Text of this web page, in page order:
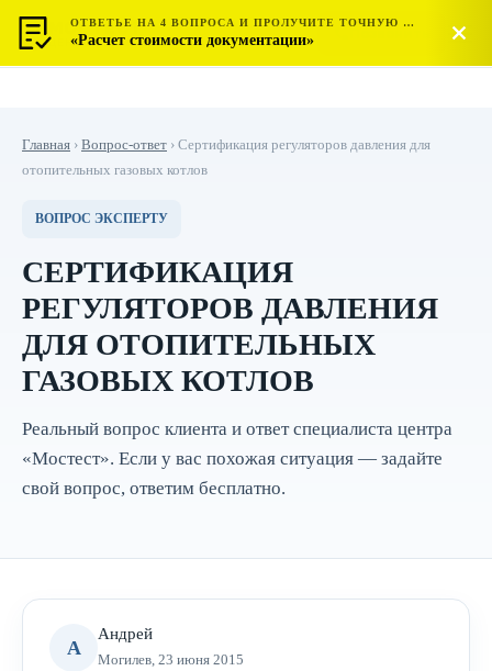
МОСТЕСТ
ЦЕНТР СЕРТИФИКАЦИИ
Главная › Вопрос-ответ › Сертификация регуляторов давления для
отопительных газовых котлов
ВОПРОС ЭКСПЕРТУ
СЕРТИФИКАЦИЯ
РЕГУЛЯТОРОВ ДАВЛЕНИЯ
ДЛЯ ОТОПИТЕЛЬНЫХ
ГАЗОВЫХ КОТЛОВ
Реальный вопрос клиента и ответ специалиста центра
«Мостест». Если у вас похожая ситуация — задайте
свой вопрос, ответим бесплатно.
А
Андрей
Могилев, 23 июня 2015
ОТВЕТЬЕ НА 4 ВОПРОСА И ПРОЛУЧИТЕ ТОЧНУЮ СТОИМОСТЬ
«Расчет стоимости документации»